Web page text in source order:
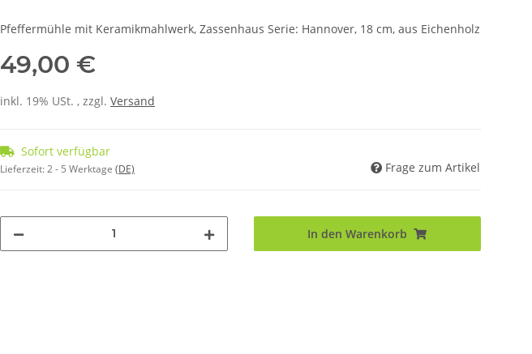
Pfeffermühle mit Keramikmahlwerk, Zassenhaus Serie: Hannover, 18 cm, aus Eichenholz
49,00 €
inkl. 19% USt. , zzgl. Versand
Sofort verfügbar
Lieferzeit:2 - 5 Werktage (DE) Frage zum Artikel
In den Warenkorb